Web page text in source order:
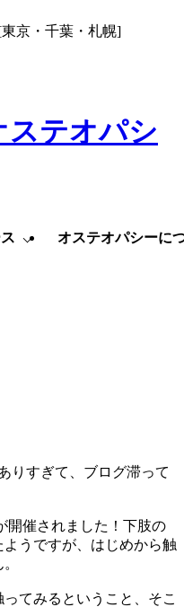
京・千葉・札幌]
オステオパシーに
りすぎて、ブログ滞って
開催されました！下肢の
うですが、はじめから触
てみるということ、そこ